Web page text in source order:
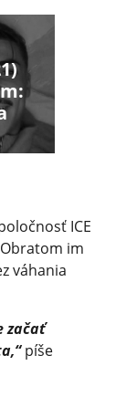
ICE
im
váhania
začať
píše